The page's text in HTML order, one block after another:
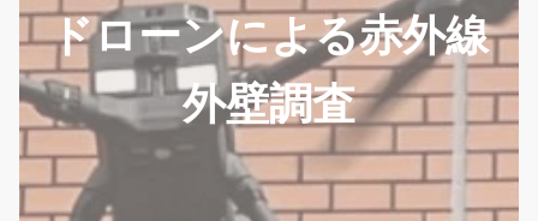
ドローンによる赤外線
外壁調査